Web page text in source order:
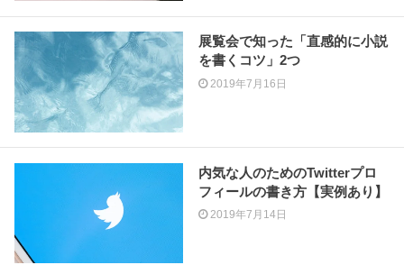
展覧会で知った「直感的に小説
を書くコツ」2つ
2019年7月16日
内気な人のためのTwitterプロ
フィールの書き方【実例あり】
2019年7月14日